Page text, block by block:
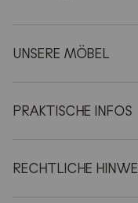
UNSERE MÖBEL
Esstische aus Holz
Stühle aus Holz
Vitrinen aus Holz
Couchtische aus
PRAKTISCHE INFOS
Über uns
Lieferung & Zahlung
Für
RECHTLICHE
Zahlungsmethoden